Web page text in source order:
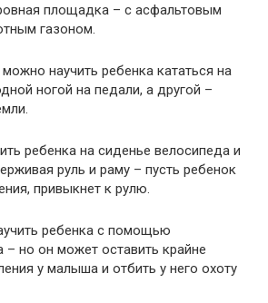
площадка – с асфальтовым
газоном.
научить ребенка кататься на
ногой на педали, а другой –
ребенка на сиденье велосипеда и
руль и раму – пусть ребенок
привыкнет к рулю.
ребенка с помощью
– но он может оставить крайне
у малыша и отбить у него охоту